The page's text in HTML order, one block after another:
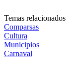
Temas relacionados
Comparsas
Cultura
Municipios
Carnaval